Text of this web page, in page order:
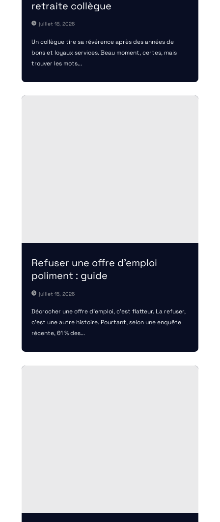
retraite collègue
juillet 18, 2026
Un collègue tire sa révérence après des années de
bons et loyaux services. Beau moment, certes, mais
trouver les mots...
Refuser une offre d’emploi
poliment : guide
juillet 15, 2026
Décrocher une offre d'emploi, c'est flatteur. La refuser,
c'est une autre histoire. Pourtant, selon une enquête
récente, 61 % des...